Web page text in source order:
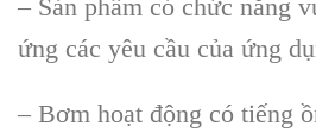
– Sản phẩm có chức năng
ứng các yêu cầu của ứng
– Bơm hoạt động có tiếng